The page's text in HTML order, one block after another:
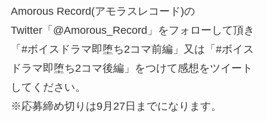
Amorous Record(アモラスレコード)の
Twitter「@Amorous_Record」をフォローして頂き
「#ボイスドラマ即堕ち2コマ前編」又は「#ボイス
ドラマ即堕ち2コマ後編」をつけて感想をツイート
してください。
※応募締め切りは9月27日までになります。